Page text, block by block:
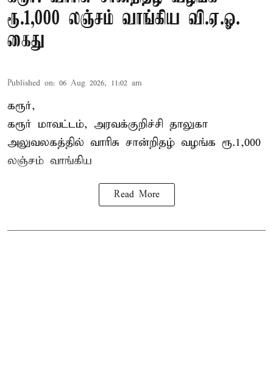
ரூ.1,000 லஞ்சம் வாங்கிய வி.ஏ.ஓ.
கைது
Published on: 06 Aug 2026, 11:02 am
கரூர்,
கரூர் மாவட்டம், அரவக்குறிச்சி தாலுகா
அலுவலகத்தில் வாரிசு சான்றிதழ் வழங்க ரூ.1,000
லஞ்சம் வாங்கிய
Read More